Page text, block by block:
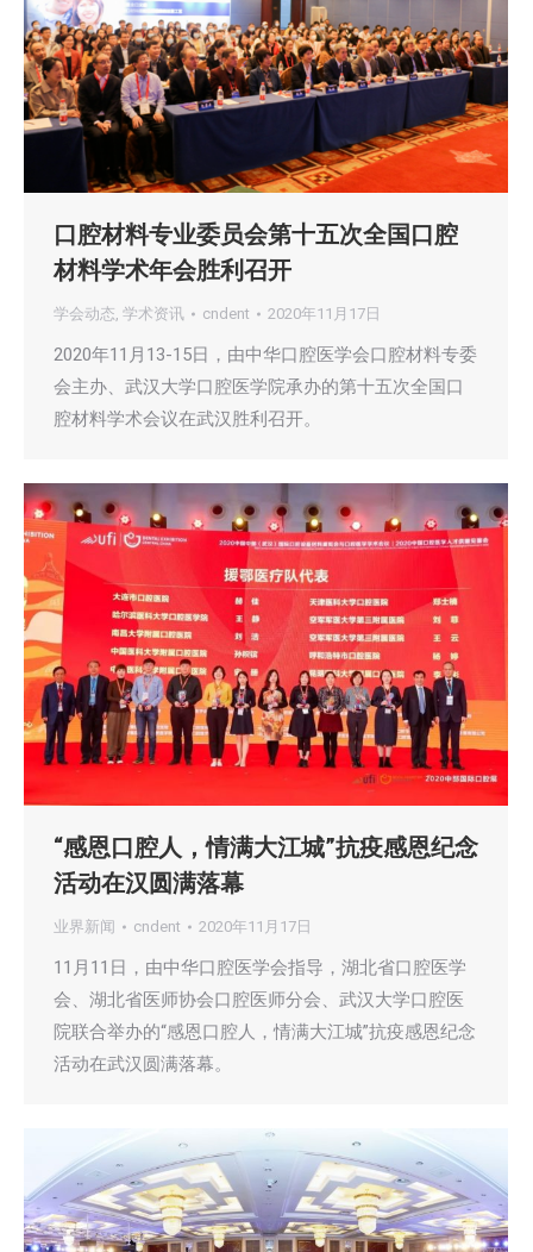
口腔材料专业委员会第十五次全国口腔
材料学术年会胜利召开
学会动态, 学术资讯 cndent 2020年11月17日
2020年11月13-15日，由中华口腔医学会口腔材料专委
会主办、武汉大学口腔医学院承办的第十五次全国口
腔材料学术会议在武汉胜利召开。
“感恩口腔人，情满大江城”抗疫感恩纪念
活动在汉圆满落幕
业界新闻 cndent 2020年11月17日
11月11日，由中华口腔医学会指导，湖北省口腔医学
会、湖北省医师协会口腔医师分会、武汉大学口腔医
院联合举办的“感恩口腔人，情满大江城”抗疫感恩纪念
活动在武汉圆满落幕。